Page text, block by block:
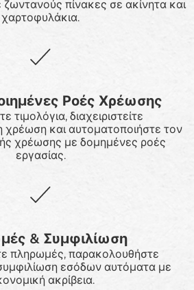
πίνακες σε ακίνητα και
χαρτοφυλάκια.
Ροές Χρέωσης
τιμολόγια, διαχειριστείτε
και αυτοματοποιήστε τον
χρέωσης με δομημένες ροές
εργασίας.
& Συμφιλίωση
πληρωμές, παρακολουθήστε
εσόδων αυτόματα με
ακρίβεια.